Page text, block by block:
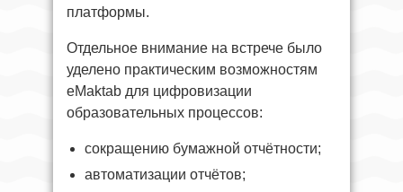
платформы.
Отдельное внимание на встрече было
уделено практическим возможностям
eMaktab для цифровизации
образовательных процессов:
сокращению бумажной отчётности;
автоматизации отчётов;